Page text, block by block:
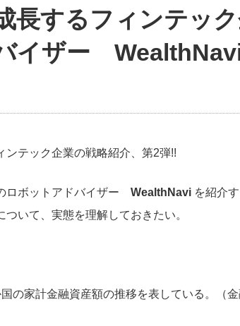
日号）
2026.08.5
第109話 伝統的産品
に生かし切る！
ス・クリニック(240)
切にしながら利益を上げる経営」の極意
(3)
販”戦略視点(151)
ラーの玉手箱(9)
快進撃！ユニバーサルスタジオジャパンの成功要因
中国経済の最新動向(204)
事業承継の前に、決めておきたい、知っ
きたいコト(12)
会社と社長のための資産管理講座(95)
ピョートル・F・グジバチの『経
指導者たる者かくあるべし(635)
朝礼・会議での「社長の３分間
次もあなたにお願いしたいと思
社長の右腕をつくる 人と組織を動
北村森の「今月のヒ
次の売れ筋をつかむ
会社を
強い決
損益分
するフィンテック
イザー WealthNavi
テック企業の戦略紹介、第2弾!!
ロボットアドバイザー WealthNavi を紹介
ついて、実態を理解しておきたい。
の家計金融資産額の推移を表している。（